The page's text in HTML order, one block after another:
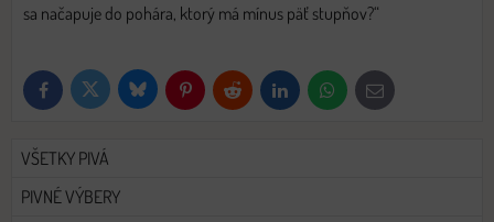
sa načapuje do pohára, ktorý má mínus päť stupňov?“
FacebookTwitter Bluesky PinterestReddit LinkedInWhatsApp
E-
mail
VŠETKY PIVÁ
PIVNÉ VÝBERY